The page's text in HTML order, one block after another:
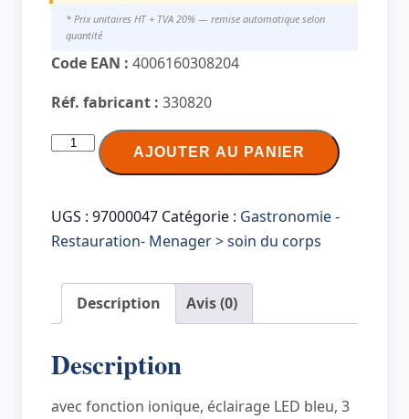
* Prix unitaires HT + TVA 20% — remise automatique selon
quantité
Code EAN : 4006160308204
Réf. fabricant : 330820
quantité
CARE
Sèche-
PC-
anthracite/bleu
AJOUTER AU PANIER
UGS : 97000047 Catégorie : Gastronomie -
Restauration- Menager > soin du corps
Description Avis (0)
Description
avec fonction ionique, éclairage LED bleu, 3